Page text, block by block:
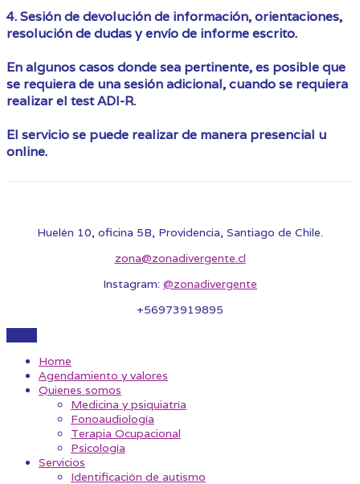
4. Sesión de devolución de información, orientaciones,
resolución de dudas y envío de informe escrito.
En algunos casos donde sea pertinente, es posible que
se requiera de una sesión adicional, cuando se requiera
realizar el test ADI-R.
El servicio se puede realizar de manera presencial u
online.
Huelén 10, oficina 5B, Providencia, Santiago de Chile.
zona@zonadivergente.cl
Instagram: @zonadivergente
+56973919895
Home
Agendamiento y valores
Quienes somos
Medicina y psiquiatría
Fonoaudiología
Terapia Ocupacional
Psicología
Servicios
Identificación de autismo